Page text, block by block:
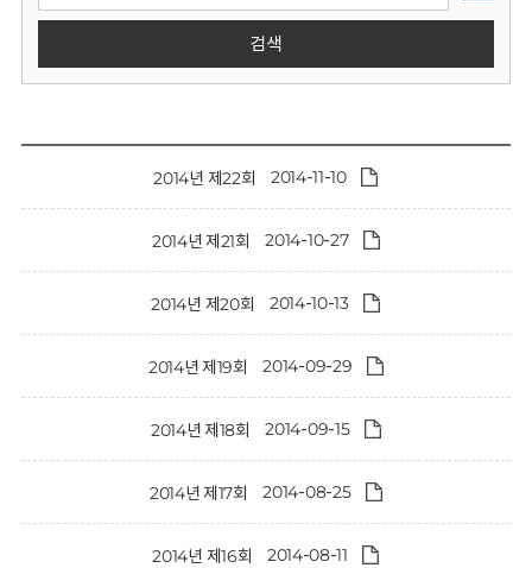
회
검색
2014년 제22회 2014-11-10
2014년 제21회 2014-10-27
2014년 제20회 2014-10-13
2014년 제19회 2014-09-29
2014년 제18회 2014-09-15
2014년 제17회 2014-08-25
2014년 제16회 2014-08-11